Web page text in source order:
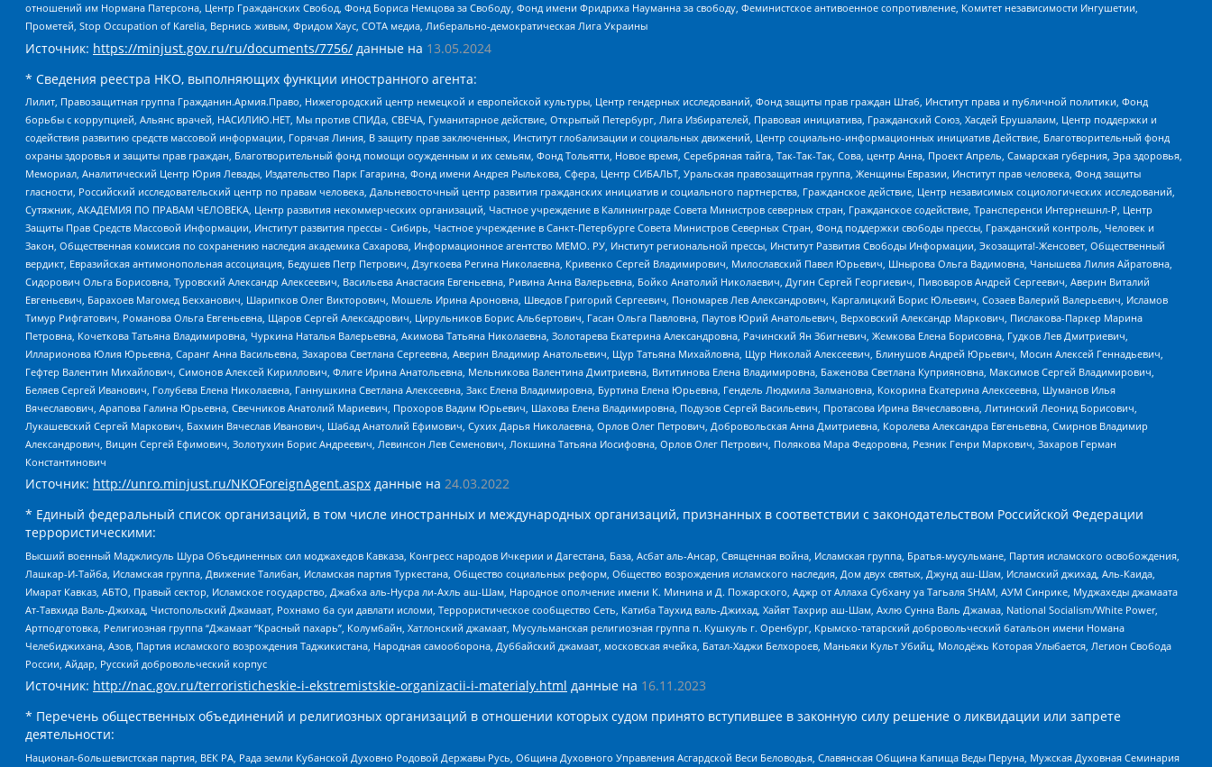
отношений им Нормана Патерсона, Центр Гражданских Свобод, Фонд Бориса Немцова за Свободу, Фонд имени Фридриха Науманна за свободу, Феминистское антивоенное сопротивление, Комитет независимости Ингушетии,
Прометей, Stop Occupation of Karelia, Вернись живым, Фридом Хаус, СОТА медиа, Либерально-демократическая Лига Украины
Источник: https://minjust.gov.ru/ru/documents/7756/ данные на 13.05.2024
* Сведения реестра НКО, выполняющих функции иностранного агента:
Лилит, Правозащитная группа Гражданин.Армия.Право, Нижегородский центр немецкой и европейской культуры, Центр гендерных исследований, Фонд защиты прав граждан Штаб, Институт права и публичной политики, Фонд
борьбы с коррупцией, Альянс врачей, НАСИЛИЮ.НЕТ, Мы против СПИДа, СВЕЧА, Гуманитарное действие, Открытый Петербург, Лига Избирателей, Правовая инициатива, Гражданский Союз, Хасдей Ерушалаим, Центр поддержки и
содействия развитию средств массовой информации, Горячая Линия, В защиту прав заключенных, Институт глобализации и социальных движений, Центр социально-информационных инициатив Действие, Благотворительный фонд
охраны здоровья и защиты прав граждан, Благотворительный фонд помощи осужденным и их семьям, Фонд Тольятти, Новое время, Серебряная тайга, Так-Так-Так, Сова, центр Анна, Проект Апрель, Самарская губерния, Эра здоровья,
Мемориал, Аналитический Центр Юрия Левады, Издательство Парк Гагарина, Фонд имени Андрея Рылькова, Сфера, Центр СИБАЛЬТ, Уральская правозащитная группа, Женщины Евразии, Институт прав человека, Фонд защиты
гласности, Российский исследовательский центр по правам человека, Дальневосточный центр развития гражданских инициатив и социального партнерства, Гражданское действие, Центр независимых социологических исследований,
Сутяжник, АКАДЕМИЯ ПО ПРАВАМ ЧЕЛОВЕКА, Центр развития некоммерческих организаций, Частное учреждение в Калининграде Совета Министров северных стран, Гражданское содействие, Трансперенси Интернешнл-Р, Центр
Защиты Прав Средств Массовой Информации, Институт развития прессы - Сибирь, Частное учреждение в Санкт-Петербурге Совета Министров Северных Стран, Фонд поддержки свободы прессы, Гражданский контроль, Человек и
Закон, Общественная комиссия по сохранению наследия академика Сахарова, Информационное агентство МЕМО. РУ, Институт региональной прессы, Институт Развития Свободы Информации, Экозащита!-Женсовет, Общественный
вердикт, Евразийская антимонопольная ассоциация, Бедушев Петр Петрович, Дзугкоева Регина Николаевна, Кривенко Сергей Владимирович, Милославский Павел Юрьевич, Шнырова Ольга Вадимовна, Чанышева Лилия Айратовна,
Сидорович Ольга Борисовна, Туровский Александр Алексеевич, Васильева Анастасия Евгеньевна, Ривина Анна Валерьевна, Бойко Анатолий Николаевич, Дугин Сергей Георгиевич, Пивоваров Андрей Сергеевич, Аверин Виталий
Евгеньевич, Барахоев Магомед Бекханович, Шарипков Олег Викторович, Мошель Ирина Ароновна, Шведов Григорий Сергеевич, Пономарев Лев Александрович, Каргалицкий Борис Юльевич, Созаев Валерий Валерьевич, Исламов
Тимур Рифгатович, Романова Ольга Евгеньевна, Щаров Сергей Алексадрович, Цирульников Борис Альбертович, Гасан Ольга Павловна, Паутов Юрий Анатольевич, Верховский Александр Маркович, Пислакова-Паркер Марина
Петровна, Кочеткова Татьяна Владимировна, Чуркина Наталья Валерьевна, Акимова Татьяна Николаевна, Золотарева Екатерина Александровна, Рачинский Ян Збигневич, Жемкова Елена Борисовна, Гудков Лев Дмитриевич,
Илларионова Юлия Юрьевна, Саранг Анна Васильевна, Захарова Светлана Сергеевна, Аверин Владимир Анатольевич, Щур Татьяна Михайловна, Щур Николай Алексеевич, Блинушов Андрей Юрьевич, Мосин Алексей Геннадьевич,
Гефтер Валентин Михайлович, Симонов Алексей Кириллович, Флиге Ирина Анатольевна, Мельникова Валентина Дмитриевна, Вититинова Елена Владимировна, Баженова Светлана Куприяновна, Максимов Сергей Владимирович,
Беляев Сергей Иванович, Голубева Елена Николаевна, Ганнушкина Светлана Алексеевна, Закс Елена Владимировна, Буртина Елена Юрьевна, Гендель Людмила Залмановна, Кокорина Екатерина Алексеевна, Шуманов Илья
Вячеславович, Арапова Галина Юрьевна, Свечников Анатолий Мариевич, Прохоров Вадим Юрьевич, Шахова Елена Владимировна, Подузов Сергей Васильевич, Протасова Ирина Вячеславовна, Литинский Леонид Борисович,
Лукашевский Сергей Маркович, Бахмин Вячеслав Иванович, Шабад Анатолий Ефимович, Сухих Дарья Николаевна, Орлов Олег Петрович, Добровольская Анна Дмитриевна, Королева Александра Евгеньевна, Смирнов Владимир
Александрович, Вицин Сергей Ефимович, Золотухин Борис Андреевич, Левинсон Лев Семенович, Локшина Татьяна Иосифовна, Орлов Олег Петрович, Полякова Мара Федоровна, Резник Генри Маркович, Захаров Герман
Константинович
Источник: http://unro.minjust.ru/NKOForeignAgent.aspx данные на 24.03.2022
* Единый федеральный список организаций, в том числе иностранных и международных организаций, признанных в соответствии с законодательством Российской Федерации
террористическими:
Высший военный Маджлисуль Шура Объединенных сил моджахедов Кавказа, Конгресс народов Ичкерии и Дагестана, База, Асбат аль-Ансар, Священная война, Исламская группа, Братья-мусульмане, Партия исламского освобождения,
Лашкар-И-Тайба, Исламская группа, Движение Талибан, Исламская партия Туркестана, Общество социальных реформ, Общество возрождения исламского наследия, Дом двух святых, Джунд аш-Шам, Исламский джихад, Аль-Каида,
Имарат Кавказ, АБТО, Правый сектор, Исламское государство, Джабха аль-Нусра ли-Ахль аш-Шам, Народное ополчение имени К. Минина и Д. Пожарского, Аджр от Аллаха Субхану уа Тагьаля SHAM, АУМ Синрике, Муджахеды джамаата
Ат-Тавхида Валь-Джихад, Чистопольский Джамаат, Рохнамо ба суи давлати исломи, Террористическое сообщество Сеть, Катиба Таухид валь-Джихад, Хайят Тахрир аш-Шам, Ахлю Сунна Валь Джамаа, National Socialism/White Power,
Артподготовка, Религиозная группа “Джамаат “Красный пахарь”, Колумбайн, Хатлонский джамаат, Мусульманская религиозная группа п. Кушкуль г. Оренбург, Крымско-татарский добровольческий батальон имени Номана
Челебиджихана, Азов, Партия исламского возрождения Таджикистана, Народная самооборона, Дуббайский джамаат, московская ячейка, Батал-Хаджи Белхороев, Маньяки Культ Убийц, Молодёжь Которая Улыбается, Легион Свобода
России, Айдар, Русский добровольческий корпус
Источник: http://nac.gov.ru/terroristicheskie-i-ekstremistskie-organizacii-i-materialy.html данные на 16.11.2023
* Перечень общественных объединений и религиозных организаций в отношении которых судом принято вступившее в законную силу решение о ликвидации или запрете
деятельности:
Национал-большевистская партия, ВЕК РА, Рада земли Кубанской Духовно Родовой Державы Русь, Община Духовного Управления Асгардской Веси Беловодья, Славянская Община Капища Веды Перуна, Мужская Духовная Семинария